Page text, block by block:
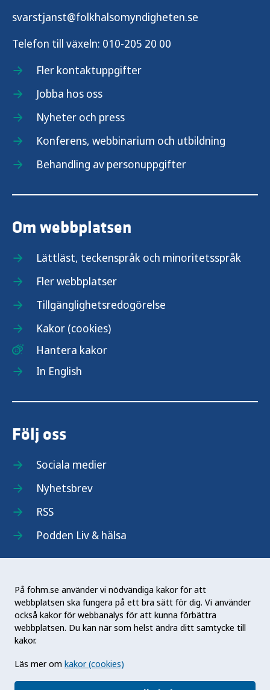
På fohm.se använder vi nödvändiga kakor för att
webbplatsen ska fungera på ett bra sätt för dig. Vi använder
också kakor för webbanalys för att kunna förbättra
webbplatsen. Du kan när som helst ändra ditt samtycke till
kakor.
Läs mer om kakor (cookies)
svarstjanst@folkhalsomyndigheten.se
Telefon till växeln: 010-205 20 00
Fler kontaktuppgifter
Jobba hos oss
Nyheter och press
Konferens, webbinarium och utbildning
Behandling av personuppgifter
Om webbplatsen
Lättläst, teckenspråk och minoritetsspråk
Fler webbplatser
Tillgänglighetsredogörelse
Kakor (cookies)
Hantera kakor
In English
Följ oss
Sociala medier
Nyhetsbrev
RSS
Podden Liv & hälsa
Folkhälsomyndigheten (Fohm) är en nationell
kunskapsmyndighet som arbetar för en bättre
folkhälsa. Det gör myndigheten genom att
främja hälsa, förebygga ohälsa och skydda mot